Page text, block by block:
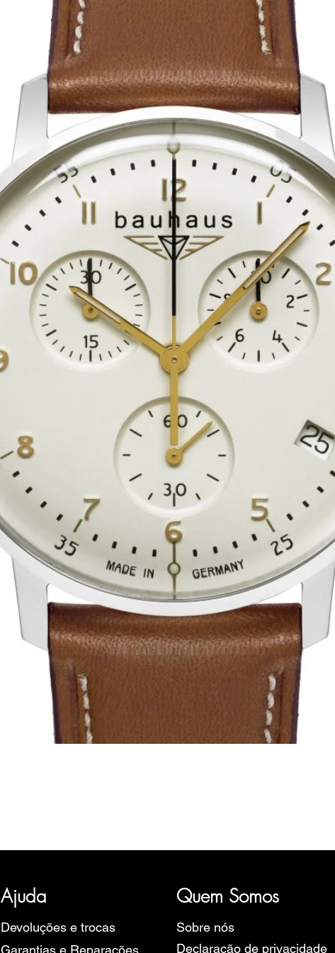
Ajuda Quem Somos
Devoluções e trocas
Garantias e Reparações
Sobre nós
Declaração de privacidade